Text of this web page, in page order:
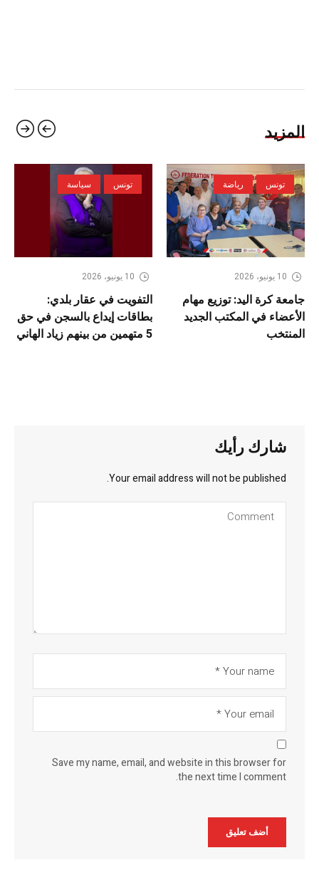
المزيد
تونس رياضة
10 يونيو، 2026
جامعة كرة اليد: توزيع مهام
الأعضاء في المكتب الجديد
المنتخب
تونس سياسة
10 يونيو، 2026
التفويت في عقار بلدي:
بطاقات إيداع بالسجن في حق
5 متهمين من بينهم زياد الهاني
شارك رأيك
Your email address will not be published.
Save my name, email, and website in this browser for
the next time I comment.